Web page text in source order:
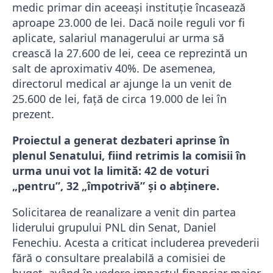
medic primar din aceeași instituție încasează
aproape 23.000 de lei. Dacă noile reguli vor fi
aplicate, salariul managerului ar urma să
crească la 27.600 de lei, ceea ce reprezintă un
salt de aproximativ 40%. De asemenea,
directorul medical ar ajunge la un venit de
25.600 de lei, față de circa 19.000 de lei în
prezent.
Proiectul a generat dezbateri aprinse în
plenul Senatului, fiind retrimis la comisii în
urma unui vot la limită: 42 de voturi
„pentru”, 32 „împotrivă” și o abținere.
Solicitarea de reanalizare a venit din partea
liderului grupului PNL din Senat, Daniel
Fenechiu. Acesta a criticat includerea prevederii
fără o consultare prealabilă a comisiei de